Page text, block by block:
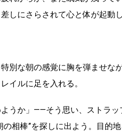
しにさらされて心と体が起動し
別な朝の感覚に胸を弾ませな
イルに足を入れる。
ようか」——そう思い、ストラ
相棒”を探しに出よう。目的地